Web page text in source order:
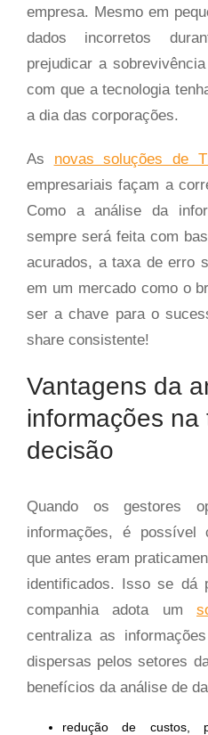
empresa. Mesmo em
dados incorretos
prejudicar a
com que a tecnologia
a dia das corporações.
As novas soluções de
empresariais façam a
Como a análise da
sempre será feita com
acurados, a taxa de erro
em um mercado como o
ser a chave para o
share consistente!
Vantagens da
informações na
decisão
Quando os gestores
informações, é possível
que antes eram
identificados. Isso se dá
companhia adota um
centraliza as
dispersas pelos setores
benefícios da análise de
redução de custos,